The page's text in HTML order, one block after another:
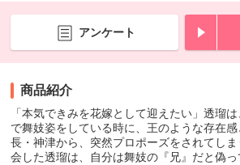
アンケート
商品紹介
「本気できみを花嫁として迎えたい」透瑠
で舞妓姿をしている時に、王のような存在
長・神津から、突然プロポーズをされてし
会した透瑠は、自分は舞妓の『兄』だと偽